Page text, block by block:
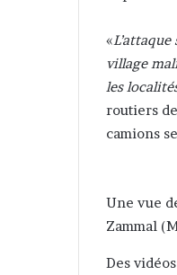
«
village
les
routiers
camions
Une vue
Zammal
Des